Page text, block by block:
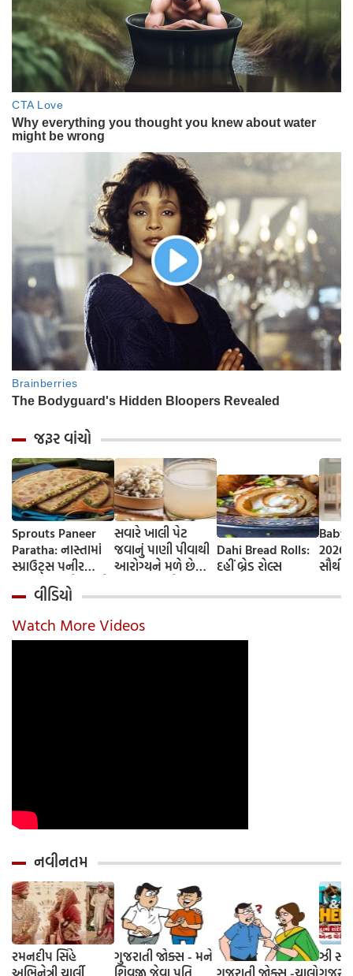
જરૂર વાંચો
Sprouts Paneer
Paratha: નાસ્તામાં
સ્પ્રાઉટ્સ પનીર
પરાઠા બનાવો, તમને
પ્રોટીનનો ડબલ ડોઝ
મળશે
સવારે ખાલી પેટ
જવાનું પાણી પીવાથી
આરોગ્યને મળે છે
જાણીએ તેના ફાયદા
અને ઉપયોગ કરવાની
યોગ્ય રીત
Dahi Bread Rolls:
દહીં બ્રેડ રોલ્સ
Baby
વીડિયો
Watch More Videos
નવીનતમ
રમનદીપ સિંહે
ગુજરાતી જોક્સ - મને
ઝી